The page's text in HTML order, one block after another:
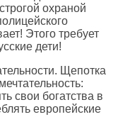
охраной
Этого требует
дети!
Щепотка
свои богатства в
европейские